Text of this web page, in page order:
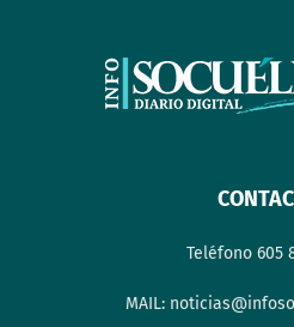
Teléfono 605
MAIL: